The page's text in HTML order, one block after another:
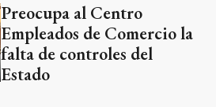
Preocupa al Centro
Empleados de Comercio la
falta de controles del
Estado